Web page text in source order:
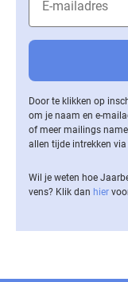
Door te klikken op
om je naam en e-
of meer mailings
allen tijde intrekken
Wil je weten hoe
vens? Klik dan hier